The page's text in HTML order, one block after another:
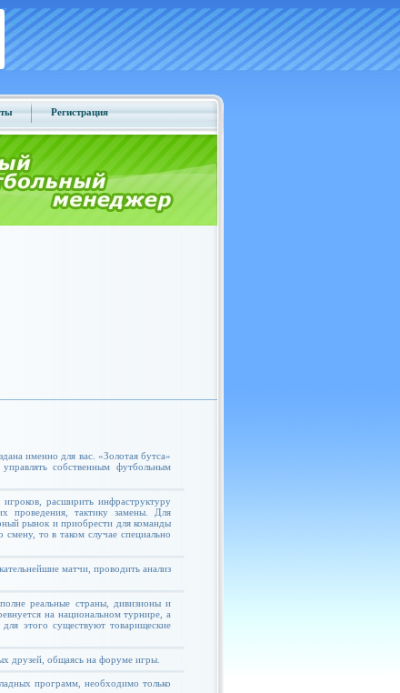
Регистрация
именно для вас. «Золотая бутса»
собственным футбольным
расширить инфраструктуру
проведения, тактику замены. Для
рынок и приобрести для команды
то в таком случае специально
матчи, проводить анализ
реальные страны, дивизионы и
на национальном турнире, а
этого существуют товарищеские
друзей, общаясь на форуме игры.
программ, необходимо только